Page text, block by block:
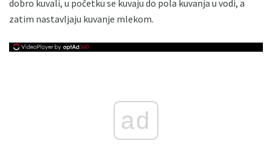
dobro kuvali, u početku se kuvaju do pola kuvanja u vodi, a
zatim nastavljaju kuvanje mlekom.
ad